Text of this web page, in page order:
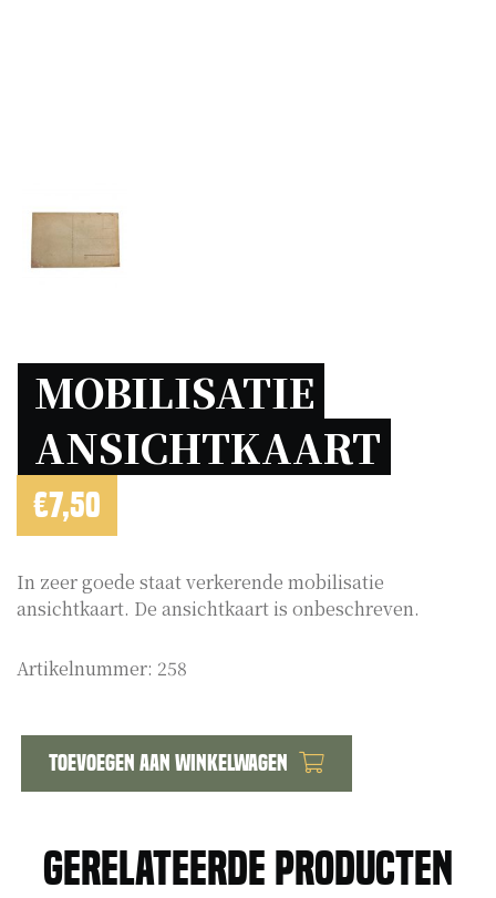
MOBILISATIE
ANSICHTKAART
€7,50
In zeer goede staat verkerende mobilisatie
ansichtkaart. De ansichtkaart is onbeschreven.
Artikelnummer: 258
Toevoegen aan winkelwagen
Gerelateerde producten